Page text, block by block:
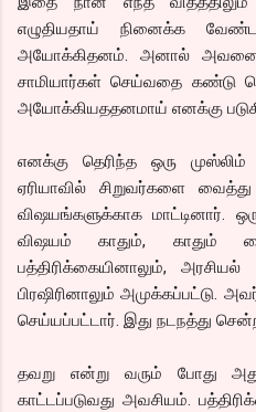
எழுதியதாய் நினைக்க
அயோக்கிதனம். அனால் அவனை
சாமியார்கள் செய்வதை கண்டு
அயோக்கியததனமாய் எனக்கு
எனக்கு தெரிந்த ஒரு
ஏரியாவில் சிறுவர்களை
விஷயங்களுக்காக மாட்டினார்.
விஷயம் காதும், காதும்
பத்திரிக்கையினாலும்,
பிரஷிரினாலும் அமுக்கப்பட்டு.
செய்யப்பட்டார். இது நடநத்து
தவறு என்று வரும் போது அது
காட்டப்படுவது அவசியம்.